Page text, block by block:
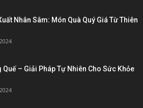
Nhân Sâm: Món Quà Quý Giá Từ Thiên
Quế – Giải Pháp Tự Nhiên Cho Sức Khỏe